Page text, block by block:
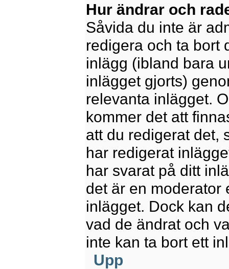
Hur ändrar och
Såvida du inte är
redigera och ta bort
inlägg (ibland bara
inlägget gjorts)
relevanta inlägget.
kommer det att
att du redigerat det,
har redigerat
har svarat på ditt
det är en moderator
inlägget. Dock kan
vad de ändrat och
inte kan ta bort ett
Upp